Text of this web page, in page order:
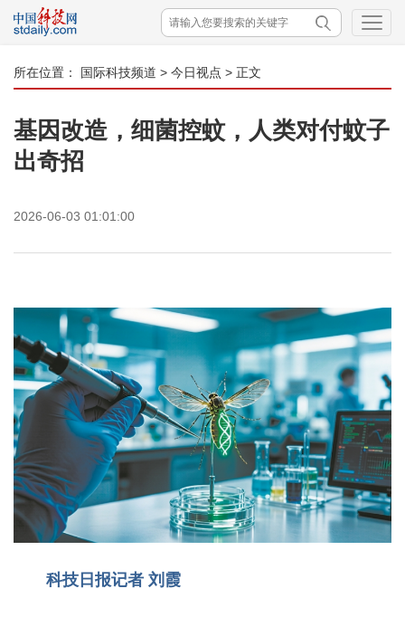
所在位置： 国际科技频道 > 今日视点 > 正文
基因改造，细菌控蚊，人类对付蚊子
出奇招
2026-06-03 01:01:00
科技日报记者 刘霞